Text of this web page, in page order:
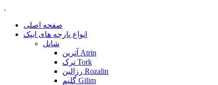
.
صفحه اصلی
انواع پارچه های ایپک
شانل
آترین Atrin
ترک Tork
رزالین Rozalin
گلیم Gilim